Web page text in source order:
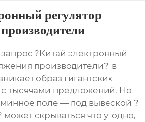
регулятор
?Китай электронный
производители?, в
образ гигантских
с тысячами предложений. Но
минное поле — под вывеской ?
может скрываться что угодно,